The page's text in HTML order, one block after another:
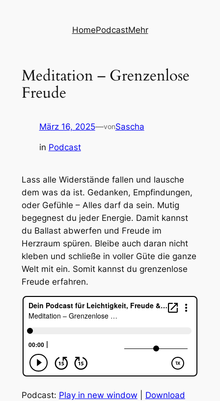
HomePodcastMehr
Meditation – Grenzenlose
Freude
März 16, 2025—vonSascha
in Podcast
Lass alle Widerstände fallen und lausche
dem was da ist. Gedanken, Empfindungen,
oder Gefühle – Alles darf da sein. Mutig
begegnest du jeder Energie. Damit kannst
du Ballast abwerfen und Freude im
Herzraum spüren. Bleibe auch daran nicht
kleben und schließe in voller Güte die ganze
Welt mit ein. Somit kannst du grenzenlose
Freude erfahren.
Podcast: Play in new window Download